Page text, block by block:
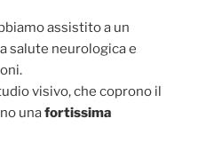
assistito a un
salute neurologica e
visivo, che coprono il
unafortissima